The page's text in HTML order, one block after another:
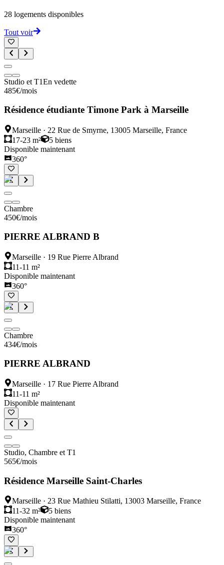
28 logements disponibles
Tout voir
Studio et T1En vedette
485€/mois
Résidence étudiante Timone Park à Marseille
Marseille · 22 Rue de Smyrne, 13005 Marseille, France
17-23 m²
5 biens
Disponible maintenant
360°
Chambre
450€/mois
PIERRE ALBRAND B
Marseille · 19 Rue Pierre Albrand
11-11 m²
Disponible maintenant
360°
Chambre
434€/mois
PIERRE ALBRAND
Marseille · 17 Rue Pierre Albrand
11-11 m²
Disponible maintenant
Studio, Chambre et T1
565€/mois
Résidence Marseille Saint-Charles
Marseille · 23 Rue Mathieu Stilatti, 13003 Marseille, France
11-32 m²
5 biens
Disponible maintenant
360°